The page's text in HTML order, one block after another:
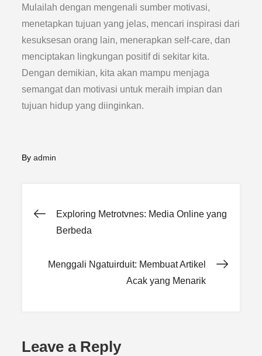
Mulailah dengan mengenali sumber motivasi,
menetapkan tujuan yang jelas, mencari inspirasi dari
kesuksesan orang lain, menerapkan self-care, dan
menciptakan lingkungan positif di sekitar kita.
Dengan demikian, kita akan mampu menjaga
semangat dan motivasi untuk meraih impian dan
tujuan hidup yang diinginkan.
Byadmin
Post
Exploring Metrotvnes: Media Online yang
Berbeda
Menggali Ngatuirduit: Membuat Artikel
Acak yang Menarik
Leave a Reply